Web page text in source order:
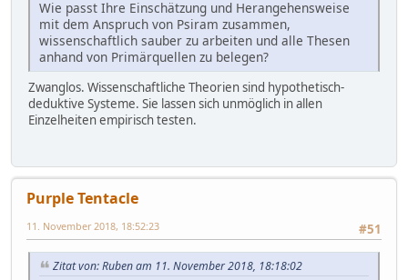
Wie passt Ihre Einschätzung und Herangehensweise
mit dem Anspruch von Psiram zusammen,
wissenschaftlich sauber zu arbeiten und alle Thesen
anhand von Primärquellen zu belegen?
Zwanglos. Wissenschaftliche Theorien sind hypothetisch-
deduktive Systeme. Sie lassen sich unmöglich in allen
Einzelheiten empirisch testen.
Purple Tentacle
#51
11. November 2018, 18:52:23
Zitat von: Ruben am 11. November 2018, 18:18:02